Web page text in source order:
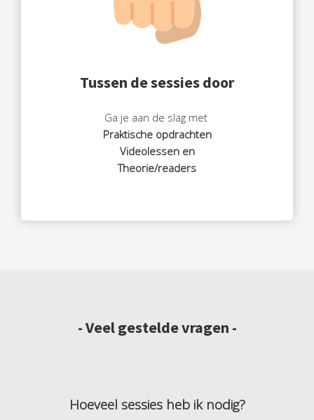
Tussen de sessies door
Ga je aan de slag met
Praktische opdrachten
Videolessen en
Theorie/readers
- Veel gestelde vragen -
Hoeveel sessies heb ik nodig?